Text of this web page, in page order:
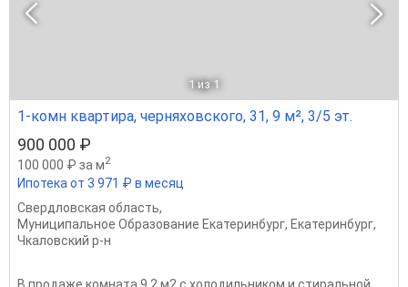
1 из 1
1-комн квартира, черняховского, 31, 9 м², 3/5 эт.
900 000 ₽
100 000 ₽ за м2
Ипотека от 3 971 ₽ в месяц
Свердловская область,
Муниципальное Образование Екатеринбург, Екатеринбург,
Чкаловский р-н